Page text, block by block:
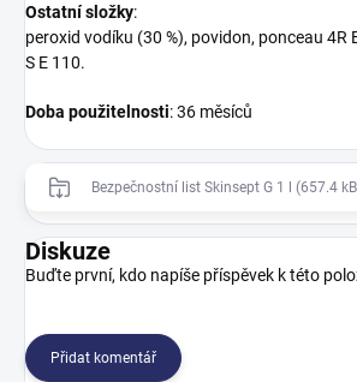
Ostatní složky:
peroxid vodíku (30 %), povidon, ponceau 4R
S E 110.
Doba použitelnosti: 36 měsíců
Bezpečnostní list Skinsept G 1 l (657.4
Diskuze
Buďte první, kdo napíše příspěvek k této
Přidat komentář